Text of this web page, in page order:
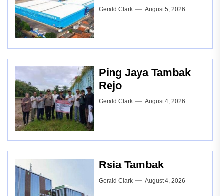
Gerald Clark August 5, 2026
Ping Jaya Tambak
Rejo
Gerald Clark August 4, 2026
Rsia Tambak
Gerald Clark August 4, 2026